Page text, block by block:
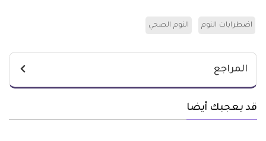
اضطرابات النوم النوم الصحي
المراجع
قد يعجبك أيضا